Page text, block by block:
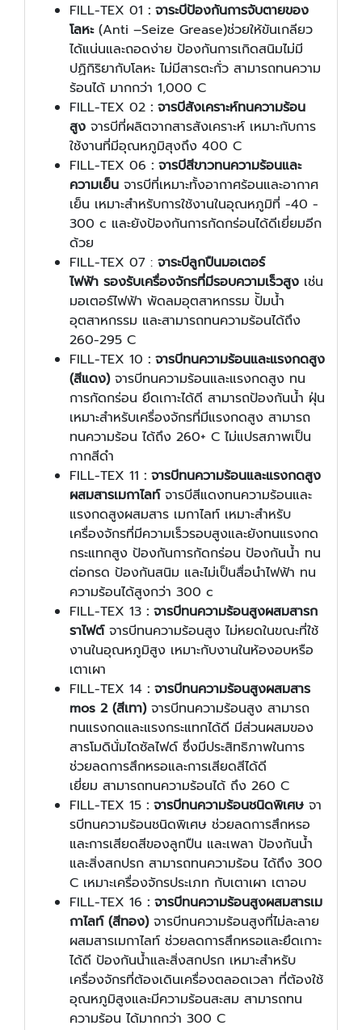
FILL-TEX 01 : จาระบีป้องกันการจับตายของ
โลหะ(Anti –Seize Grease)ช่วยให้ขันเกลียว
ได้แน่นและถอดง่าย ป้องกันการเกิดสนิมไม่มี
ปฏิกิริยากับโลหะ ไม่มีสารตะกั่ว สามารถทนความ
ร้อนได้ มากกว่า 1,000 C
FILL-TEX 02 : จารบีสังเคราะห์ทนความร้อน
สูง จารบีที่ผลิตจากสารสังเคราะห์ เหมาะกับการ
ใช้งานที่มีอุณหภูมิสุงถึง 400 C
FILL-TEX 06 : จารบีสีขาวทนความร้อนและ
ความเย็น จารบีที่เหมาะทั้งอากาศร้อนและอากาศ
เย็น เหมาะสำหรับการใช้งานในอุณหภูมิที่ -40 -
300 c และยังป้องกันการกัดกร่อนได้ดีเยี่ยมอีก
ด้วย
FILL-TEX 07 : จาระบีลูกปืนมอเตอร์
ไฟฟ้า รองรับเครื่องจักรที่มีรอบความเร็วสูง เช่น
มอเตอร์ไฟฟ้า พัดลมอุตสาหกรรม ป้ัมน้ำ
อุตสาหกรรม และสามารถทนความร้อนได้ถึง
260-295 C
FILL-TEX 10 : จารบีทนความร้อนและแรงกดสูง
(สีแดง)จารบีทนความร้อนและแรงกดสูง ทน
การกัดกร่อน ยึดเกาะได้ดี สามารถป้องกันน้ำ ฝุ่น
เหมาะสำหรับเครื่องจักรที่มีแรงกดสูง สามารถ
ทนความร้อน ได้ถึง 260+ C ไม่แปรสภาพเป็น
กากสีดำ
FILL-TEX 11 : จารบีทนความร้อนและแรงกดสูง
ผสมสารเมกาไลท์จารบีสีแดงทนความร้อนและ
แรงกดสูงผสมสาร เมกาไลท์ เหมาะสำหรับ
เครื่องจักรที่มีความเร็วรอบสูงและยังทนแรงกด
กระแทกสูง ป้องกันการกัดกร่อน ป้องกันน้ำ ทน
ต่อกรด ป้องกันสนิม และไม่เป็นสื่อนำไฟฟ้า ทน
ความร้อนได้สูงกว่า 300 c
FILL-TEX 13 : จารบีทนความร้อนสูงผสมสารก
ราไฟต์จารบีทนความร้อนสูง ไม่หยดในขณะที่ใช้
งานในอุณหภูมิสูง เหมาะกับงานในห้องอบหรือ
เตาเผา
FILL-TEX 14 : จารบีทนความร้อนสูงผสมสาร
mos 2 (สีเทา)จารบีทนความร้อนสูง สามารถ
ทนแรงกดและแรงกระแทกได้ดี มีส่วนผสมของ
สารโมดินั่มไดซัลไฟด์ ซึ่งมีประสิทธิภาพในการ
ช่วยลดการสึกหรอและการเสียดสีได้ดี
เยี่ยม สามารถทนความร้อนได้ ถึง 260 C
FILL-TEX 15 : จารบีทนความร้อนชนิดพิเศษ จา
รบีทนความร้อนชนิดพิเศษ ช่วยลดการสึกหรอ
และการเสียดสีของลูกปืน และเพลา ป้องกันน้ำ
และสิ่งสกปรก สามารถทนความร้อน ได้ถึง 300
C เหมาะเครื่องจักรประเภท กับเตาเผา เตาอบ
FILL-TEX 16 : จารบีทนความร้อนสูงผสมสารเม
กาไลท์ (สีทอง)จารบีทนความร้อนสูงที่ไม่ละลาย
ผสมสารเมกาไลท์ ช่วยลดการสึกหรอและยึดเกาะ
ได้ดี ป้องกันน้ำและสิ่งสกปรก เหมาะสำหรับ
เครื่องจักรที่ต้องเดินเครื่องตลอดเวลา ที่ต้องใช้
อุณหภูมิสูงและมีความร้อนสะสม สามารถทน
ความร้อน ได้มากกว่า 300 C